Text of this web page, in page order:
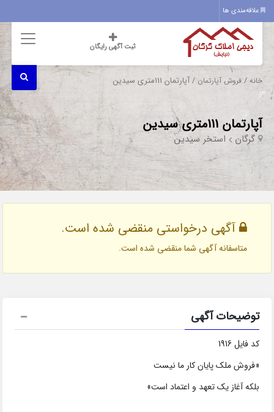
علاقه‌مندی ها
ثبت آگهی رایگان
خانه /فروش آپارتمان / آپارتمان 111متری سیدین
آپارتمان 111متری سیدین
گرگان استخر سیدین
آگهی درخواستی منقضی شده است.
متاسفانه آگهی شما منقضی شده است.
توضیحات آگهی
کد فایل 1916
«فروش ملک پایان کار ما نیست
بلکه آغاز یک تعهد و اعتماد است»